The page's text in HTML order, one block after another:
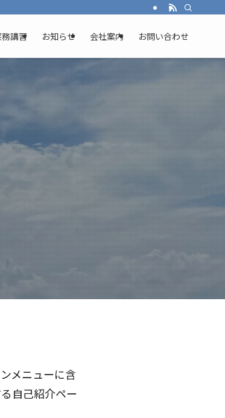
務講習 お知らせ 会社案内 お問い合わせ
メニューに含
自己紹介ペー